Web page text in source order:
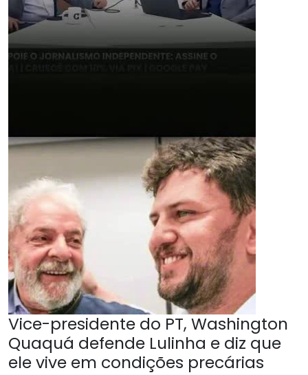
Vice-presidente do PT, Washington
Quaquá defende Lulinha e diz que
ele vive em condições precárias